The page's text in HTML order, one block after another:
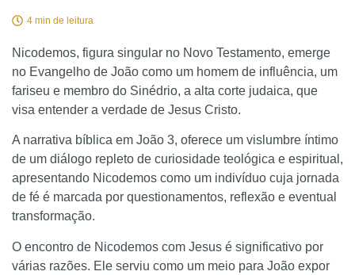
4 min de leitura
Nicodemos, figura singular no Novo Testamento, emerge
no Evangelho de João como um homem de influência, um
fariseu e membro do Sinédrio, a alta corte judaica, que
visa entender a verdade de Jesus Cristo.
A narrativa bíblica em João 3, oferece um vislumbre íntimo
de um diálogo repleto de curiosidade teológica e espiritual,
apresentando Nicodemos como um indivíduo cuja jornada
de fé é marcada por questionamentos, reflexão e eventual
transformação.
O encontro de Nicodemos com Jesus é significativo por
várias razões. Ele serviu como um meio para João expor